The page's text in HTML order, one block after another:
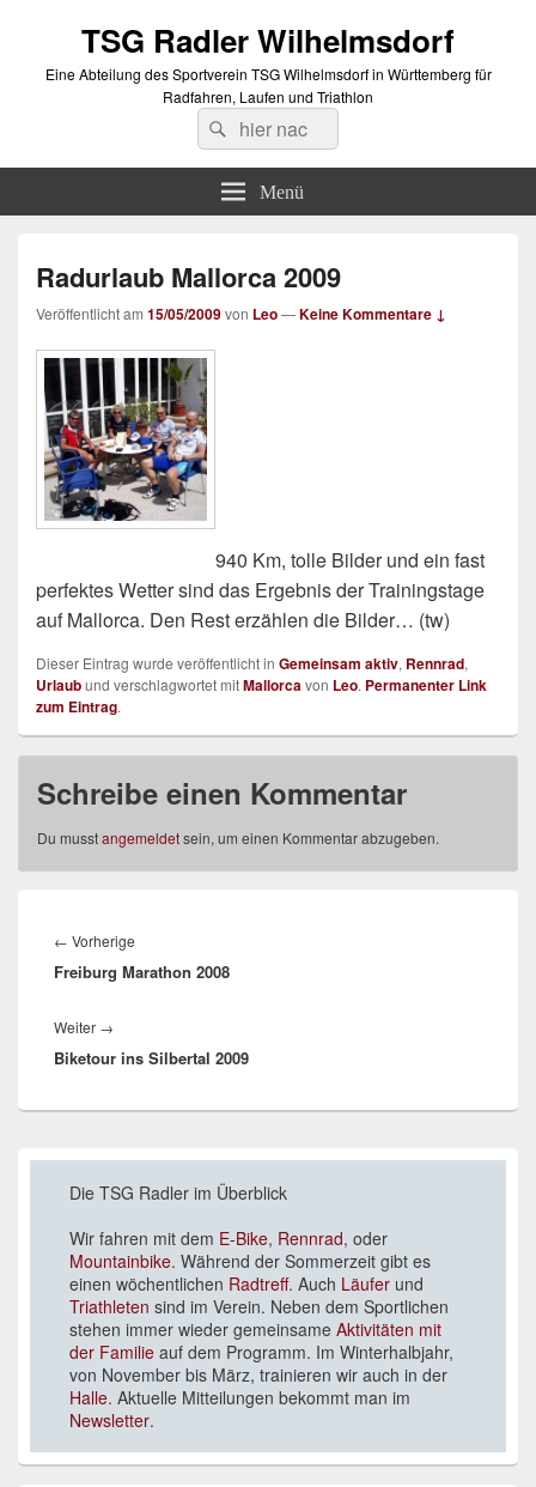
TSG Radler Wilhelmsdorf
Eine Abteilung des Sportverein TSG Wilhelmsdorf in Württemberg für
Radfahren, Laufen und Triathlon
Suche
nach:
Suchen
Menü
Radurlaub Mallorca 2009
Veröffentlicht am 15/05/2009von Leo—Keine Kommentare ↓
940 Km, tolle Bilder und ein fast
perfektes Wetter sind das Ergebnis der Trainingstage
auf Mallorca. Den Rest erzählen die Bilder… (tw)
Dieser Eintrag wurde veröffentlicht in Gemeinsam aktiv, Rennrad,
Urlaubund verschlagwortet mitMallorcavon Leo. Permanenter Link
zum Eintrag.
Schreibe einen Kommentar
Du musstangemeldetsein, um einen Kommentar abzugeben.
Navigation
← Vorherige
Beitrag:
Freiburg Marathon 2008
Weiter →
Beitrag:
Biketour ins Silbertal 2009
Primärer
WidgetbereichDie TSG Radler im Überblick
Wir fahren mit dem E-Bike, Rennrad, oder
Mountainbike. Während der Sommerzeit gibt es
einen wöchentlichen Radtreff. Auch Läufer und
Triathleten sind im Verein. Neben dem Sportlichen
stehen immer wieder gemeinsameAktivitäten mit
der Familie auf dem Programm. Im Winterhalbjahr,
von November bis März, trainieren wir auch in der
Halle. Aktuelle Mitteilungen bekommt man im
Newsletter.